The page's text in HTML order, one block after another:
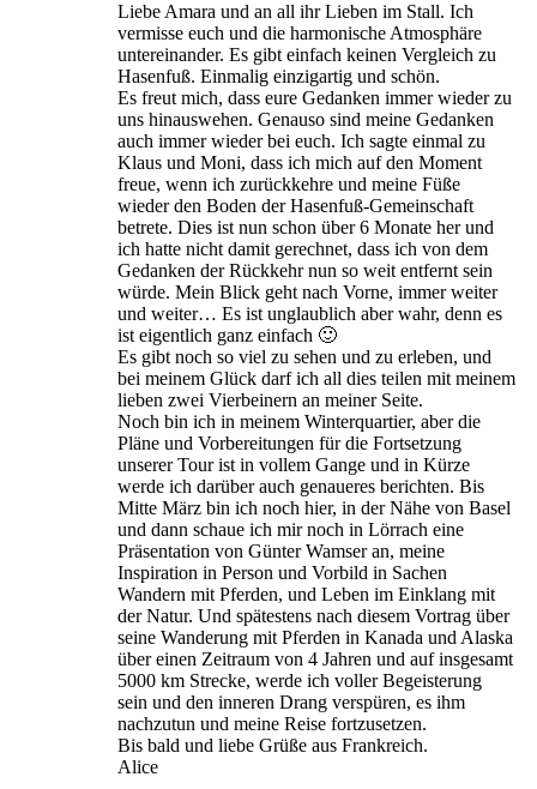
Liebe Amara und an all ihr Lieben im Stall. Ich
vermisse euch und die harmonische Atmosphäre
untereinander. Es gibt einfach keinen Vergleich zu
Hasenfuß. Einmalig einzigartig und schön.
Es freut mich, dass eure Gedanken immer wieder zu
uns hinauswehen. Genauso sind meine Gedanken
auch immer wieder bei euch. Ich sagte einmal zu
Klaus und Moni, dass ich mich auf den Moment
freue, wenn ich zurückkehre und meine Füße
wieder den Boden der Hasenfuß-Gemeinschaft
betrete. Dies ist nun schon über 6 Monate her und
ich hatte nicht damit gerechnet, dass ich von dem
Gedanken der Rückkehr nun so weit entfernt sein
würde. Mein Blick geht nach Vorne, immer weiter
und weiter… Es ist unglaublich aber wahr, denn es
ist eigentlich ganz einfach 🙂
Es gibt noch so viel zu sehen und zu erleben, und
bei meinem Glück darf ich all dies teilen mit meinem
lieben zwei Vierbeinern an meiner Seite.
Noch bin ich in meinem Winterquartier, aber die
Pläne und Vorbereitungen für die Fortsetzung
unserer Tour ist in vollem Gange und in Kürze
werde ich darüber auch genaueres berichten. Bis
Mitte März bin ich noch hier, in der Nähe von Basel
und dann schaue ich mir noch in Lörrach eine
Präsentation von Günter Wamser an, meine
Inspiration in Person und Vorbild in Sachen
Wandern mit Pferden, und Leben im Einklang mit
der Natur. Und spätestens nach diesem Vortrag über
seine Wanderung mit Pferden in Kanada und Alaska
über einen Zeitraum von 4 Jahren und auf insgesamt
5000 km Strecke, werde ich voller Begeisterung
sein und den inneren Drang verspüren, es ihm
nachzutun und meine Reise fortzusetzen.
Bis bald und liebe Grüße aus Frankreich.
Alice